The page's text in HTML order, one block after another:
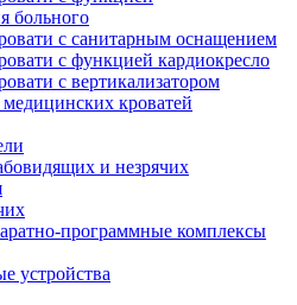
больного
с санитарным оснащением
с функцией кардиокресло
с вертикализатором
кроватей
и незрячих
программные комплексы
устройства